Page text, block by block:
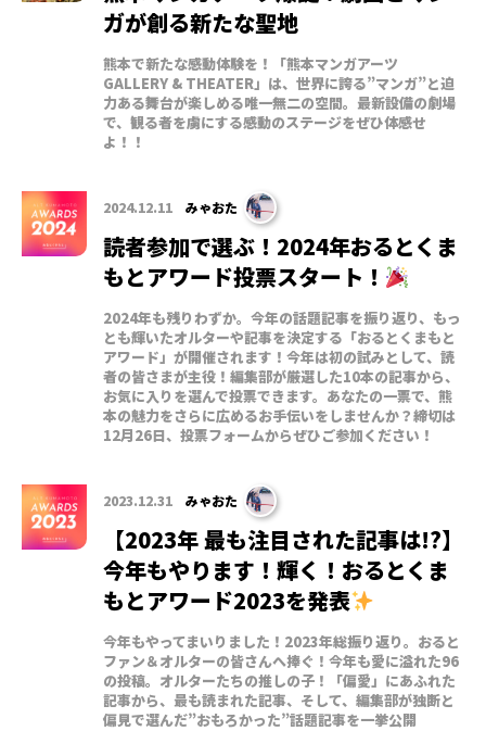
ガが創る新たな聖地
熊本で新たな感動体験を！「熊本マンガアーツ
GALLERY & THEATER」は、世界に誇る”マンガ”と迫
力ある舞台が楽しめる唯一無二の空間。最新設備の劇場
で、観る者を虜にする感動のステージをぜひ体感せ
よ！！
2024.12.11 みゃおた
読者参加で選ぶ！2024年おるとくま
もとアワード投票スタート！
2024年も残りわずか。今年の話題記事を振り返り、もっ
とも輝いたオルターや記事を決定する「おるとくまもと
アワード」が開催されます！今年は初の試みとして、読
者の皆さまが主役！編集部が厳選した10本の記事から、
お気に入りを選んで投票できます。あなたの一票で、熊
本の魅力をさらに広めるお手伝いをしませんか？締切は
12月26日、投票フォームからぜひご参加ください！
2023.12.31 みゃおた
【2023年 最も注目された記事は!?】
今年もやります！輝く！おるとくま
もとアワード2023を発表
今年もやってまいりました！2023年総振り返り。おると
ファン＆オルターの皆さんへ捧ぐ！今年も愛に溢れた96
の投稿。オルターたちの推しの子！「偏愛」にあふれた
記事から、最も読まれた記事、そして、編集部が独断と
偏見で選んだ”おもろかった”話題記事を一挙公開